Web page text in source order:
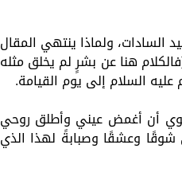
السادات، ولماذا ينتهي المقال
هنا عن بشرٍ لم يخلق مثله
السلام إلى يوم القيامة.
سوي أن أغمض عيني وأطلق روحي
وعشقًا وصبابةً لهذا الذي